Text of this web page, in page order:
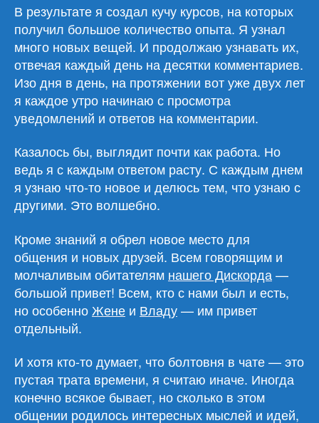
В результате я создал кучу курсов, на которых
получил большое количество опыта. Я узнал
много новых вещей. И продолжаю узнавать их,
отвечая каждый день на десятки комментариев.
Изо дня в день, на протяжении вот уже двух лет
я каждое утро начинаю с просмотра
уведомлений и ответов на комментарии.
Казалось бы, выглядит почти как работа. Но
ведь я с каждым ответом расту. С каждым днем
я узнаю что-то новое и делюсь тем, что узнаю с
другими. Это волшебно.
Кроме знаний я обрел новое место для
общения и новых друзей. Всем говорящим и
молчаливым обитателям нашего Дискорда —
большой привет! Всем, кто с нами был и есть,
но особенно Жене и Владу— им привет
отдельный.
И хотя кто-то думает, что болтовня в чате — это
пустая трата времени, я считаю иначе. Иногда
конечно всякое бывает, но сколько в этом
общении родилось интересных мыслей и идей,